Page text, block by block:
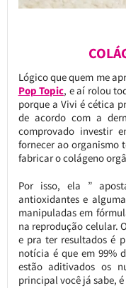
Lógico que quem me
Pop Topic, e aí rolou
porque a Vivi é cética
de acordo com a
comprovado investir
fornecer ao organismo
fabricar o colágeno
Por isso, ela ”
antioxidantes e
manipuladas em
na reprodução celular.
e pra ter resultados é
notícia é que em 99%
estão aditivados os
principal você já sabe,